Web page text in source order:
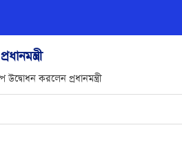
করলেন প্রধানমন্ত্রী